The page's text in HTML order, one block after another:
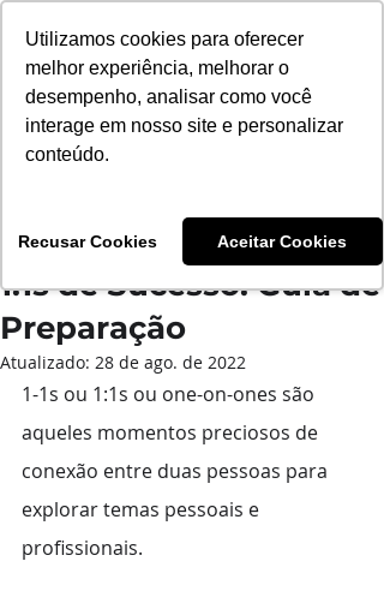
Utilizamos cookies para oferecer
melhor experiência, melhorar o
desempenho, analisar como você
interage em nosso site e personalizar
conteúdo.
Recusar Cookies Aceitar Cookies
1:1s de Sucesso: Guia de
Preparação
16 de set. de 2021
1 min de leitura
Atualizado: 28 de ago. de 2022
1-1s ou 1:1s ou one-on-ones são
aqueles momentos preciosos de
conexão entre duas pessoas para
explorar temas pessoais e
profissionais.